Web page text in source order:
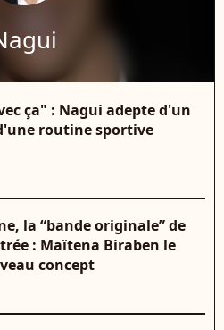
ça" : Nagui adepte d'un
routine sportive
la “bande originale” de
: Maïtena Biraben le
concept